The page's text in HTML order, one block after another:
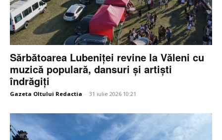
Sărbătoarea Lubeniței revine la Văleni cu
muzică populară, dansuri și artiști
îndrăgiți
Gazeta Oltului Redactia - 31 iulie 2026 10:21